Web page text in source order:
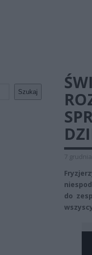
Szukaj
7
do